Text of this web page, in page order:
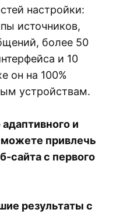
настройки:
источников,
более 50
и 10
он на 100%
устройствам.
и
привлечь
сайта с первого
результаты с